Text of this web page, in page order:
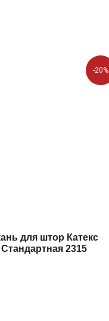
-20%
для штор Катекс
Стандартная 2315